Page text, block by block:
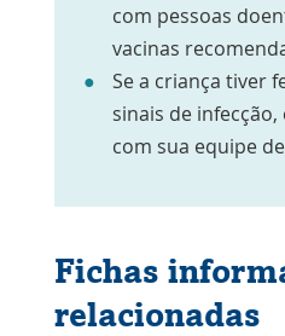
com pessoas
vacinas
Se a criança tiver
sinais de
com sua equipe
Fichas
relacionadas